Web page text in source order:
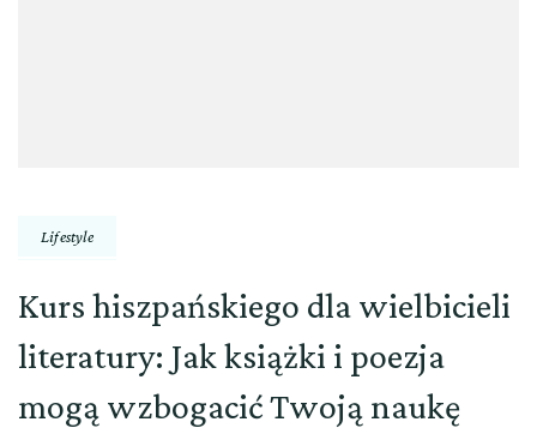
Lifestyle
Kurs hiszpańskiego dla wielbicieli
literatury: Jak książki i poezja
mogą wzbogacić Twoją naukę